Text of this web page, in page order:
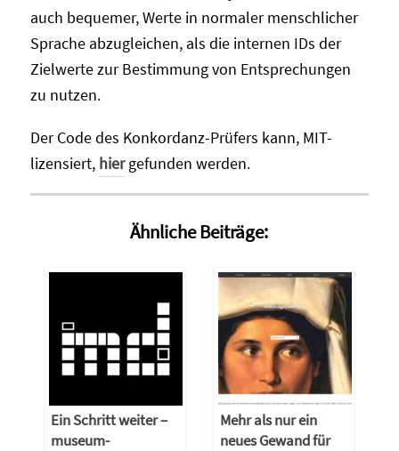
auch bequemer, Werte in normaler menschlicher
Sprache abzugleichen, als die internen IDs der
Zielwerte zur Bestimmung von Entsprechungen
zu nutzen.
Der Code des Konkordanz-Prüfers kann, MIT-
lizensiert, hiergefunden werden.
Ähnliche Beiträge:
Ein Schritt weiter –
museum-
Mehr als nur ein
neues Gewand für